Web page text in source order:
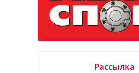
Рассылка